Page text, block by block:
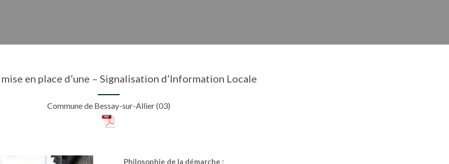
en place d’une – Signalisation d’Information Locale
Commune de Bessay-sur-Allier (03)
Philosophie de la démarche :